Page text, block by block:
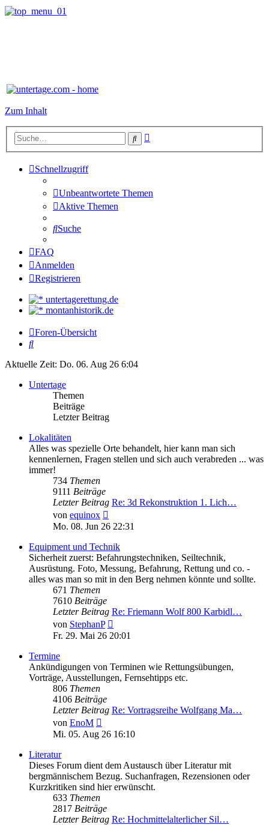
Zum Inhalt
Suche
Schnellzugriff
Unbeantwortete Themen
Aktive Themen
Suche
FAQ
Anmelden
Registrieren
untertagerettung.de
montanhistorik.de
Foren-Übersicht
Suche
Aktuelle Zeit: Do. 06. Aug 26 6:04
Untertage
Themen
Beiträge
Letzter Beitrag
Lokalitäten
Alles was spezielle Orte behandelt, hier kann man sich
kennenlernen, Fragen stellen und sich auch verabreden ... was
immer!
734 Themen
9111 Beiträge
Letzter Beitrag Re: 3d Rekonstruktion 1. Lich…
von equinox
Beitrag
Mo. 08. Jun 26 22:31
Equipment und Technik
Sicherheit zuerst: Befahrungstechniken, Seiltechnik,
Ausrüstung. Foto, Messung, Befahrung, Rettung und co. -
alles was man so mit in den Berg nehmen könnte und sollte.
671 Themen
7610 Beiträge
Letzter Beitrag Re: Friemann Wolf 800 Karbidl…
von StephanP
Beitrag
Fr. 29. Mai 26 20:01
Termine
Ankündigungen von Terminen wie Rettungsübungen,
Vorträge, Ausstellungen, Fernsehtipps etc.
806 Themen
4106 Beiträge
Letzter Beitrag Re: Vortragsreihe Wolfgang Ma…
von EnoM
Beitrag
Mi. 05. Aug 26 16:10
Literatur
Dieses Forum dient dem Austausch über Literatur mit
bergmännischem Bezug. Suchanfragen, Rezensionen oder
Kurzkritiken sind hier erwünscht.
633 Themen
2817 Beiträge
Letzter Beitrag Re: Hochmittelalterlicher Sil…